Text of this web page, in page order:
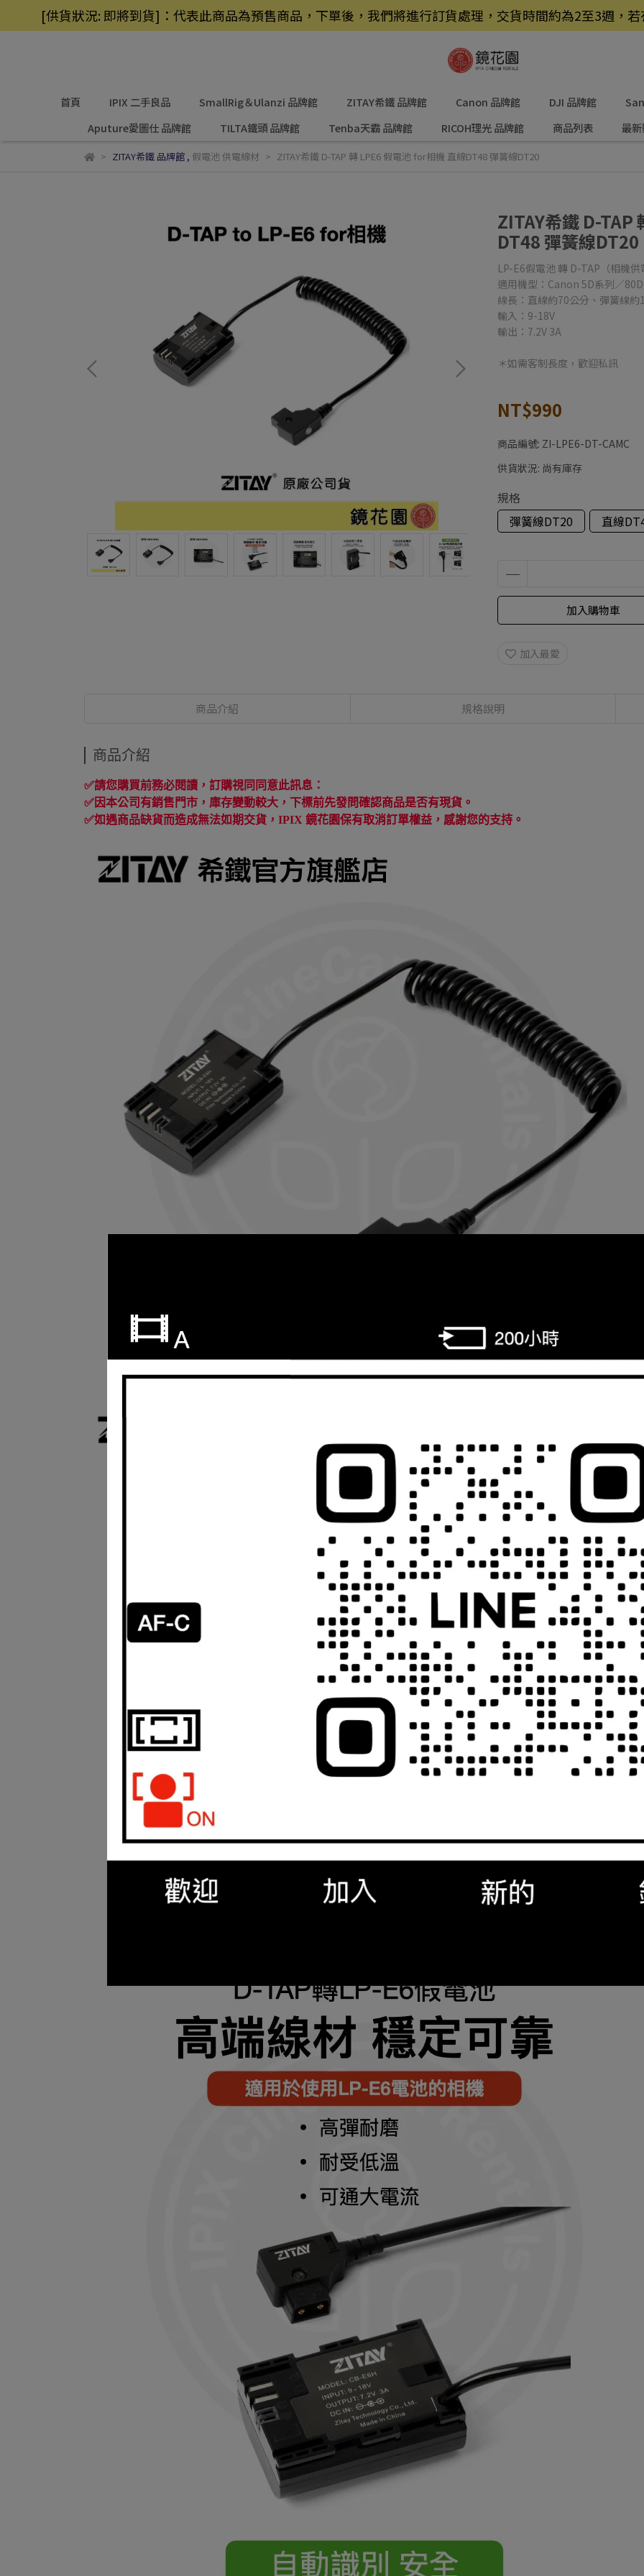
[供貨狀況: 即將到貨]：代表此商品為預售商品，下單後，我們將進行訂貨處理，交貨時間約為2至3週，
首頁 IPIX 二手良品 SmallRig＆Ulanzi 品牌館 ZITAY希鐵 品牌館 Canon 品牌館 DJI 品牌館
Aputure愛圖仕 品牌館
TILTA鐵頭 品牌館 Tenba天霸 品牌館 RICOH理光 品牌館 商品列表 最
ZITAY希鐵 品牌館, 假電池 供電線材 ZITAY希鐵 D-TAP 轉 LPE6 假電池 for相機 直線DT48 彈簧線DT20
ZITAY希鐵 D-TAP
DT48 彈簧線DT20
LP-E6假電池 轉 D-TAP（相機供
適用機型：Canon 5D系列／
線長：直線約70公分、彈簧線約
輸入：9-18V
輸出：7.2V 3A
＊如需客制長度，歡迎私訊
NT$990
商品編號: ZI-LPE6-DT-CAMC
供貨狀況: 尚有庫存
規格
彈簧線DT20
直線
加入購物車
加入最愛
商品介紹 規格說明
商品介紹
✅請您購買前務必閱讀，訂購視同同意此訊息：
✅因本公司有銷售門市，庫存變動較大，下標前先發問確認商品是否有現貨。
✅如遇商品缺貨而造成無法如期交貨， IPIX 鏡花園保有取消訂單權益，感謝您的支持。